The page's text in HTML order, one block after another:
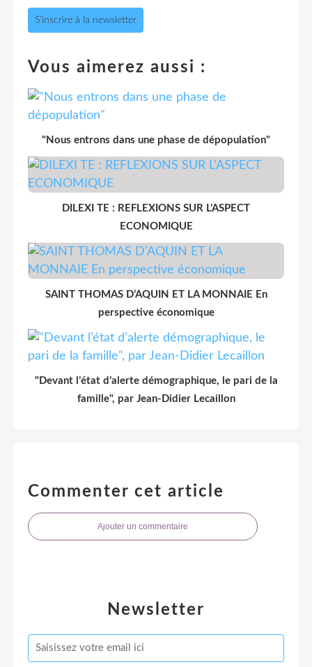
S'inscrire à la newsletter
Vous aimerez aussi :
"Nous entrons dans une phase de dépopulation"
DILEXI TE : REFLEXIONS SUR L’ASPECT
ECONOMIQUE
SAINT THOMAS D’AQUIN ET LA MONNAIE En
perspective économique
"Devant l’état d’alerte démographique, le pari de la
famille", par Jean-Didier Lecaillon
Commenter cet article
Ajouter un commentaire
Newsletter